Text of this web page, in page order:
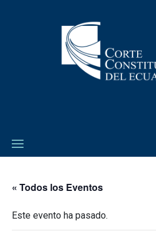
« Todos los Eventos
Este evento ha pasado.